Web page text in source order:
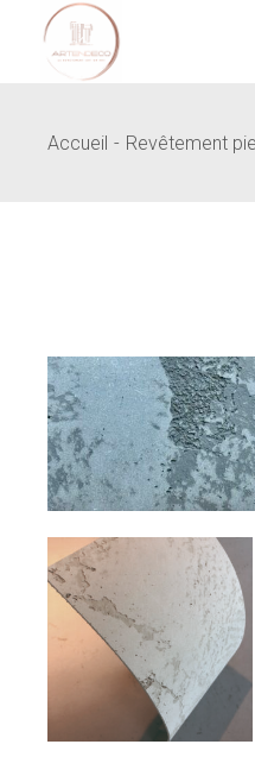
content
Accueil Revêtement